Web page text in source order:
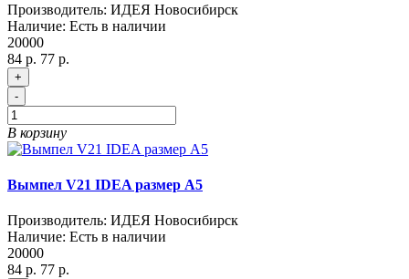
Производитель: ИДЕЯ Новосибирск
Наличие: Есть в наличии
20000
84 р. 77 р.
+
-
В корзину
Вымпел V21 IDEA размер A5
Производитель: ИДЕЯ Новосибирск
Наличие: Есть в наличии
20000
84 р. 77 р.